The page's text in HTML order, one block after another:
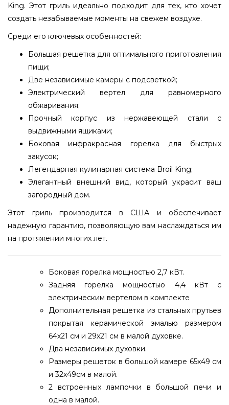
King. Этот гриль идеально подходит для тех, кто хочет
создать незабываемые моменты на свежем воздухе.
Среди его ключевых особенностей:
Большая решетка для оптимального приготовления
пищи;
Две независимые камеры с подсветкой;
Электрический вертел для равномерного
обжаривания;
Прочный корпус из нержавеющей стали с
выдвижными ящиками;
Боковая инфракрасная горелка для быстрых
закусок;
Легендарная кулинарная система Broil King;
Элегантный внешний вид, который украсит ваш
загородный дом.
Этот гриль производится в США и обеспечивает
надежную гарантию, позволяющую вам наслаждаться им
на протяжении многих лет.
Боковая горелка мощностью 2,7 кВт.
Задняя горелка мощностью 4,4 кВт с
электрическим вертелом в комплекте
Дополнительная решетка из стальных прутьев
покрытая керамической эмалью размером
64х21 см и 29х21 см в малой духовке.
Два независимых духовки.
Размеры решеток в большой камере 65х49 см
и 32х49см в малой.
2 встроенных лампочки в большой печи и
одна в малой.